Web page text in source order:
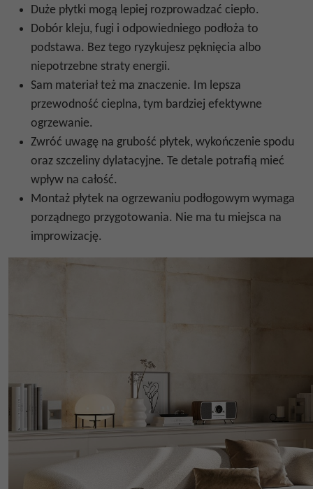
Duże płytki mogą lepiej rozprowadzać ciepło.
Dobór kleju, fugi i odpowiedniego podłoża to
podstawa. Bez tego ryzykujesz pęknięcia albo
niepotrzebne straty energii.
Sam materiał też ma znaczenie. Im lepsza
przewodność cieplna, tym bardziej efektywne
ogrzewanie.
Zwróć uwagę na grubość płytek, wykończenie spodu
oraz szczeliny dylatacyjne. Te detale potrafią mieć
wpływ na całość.
Montaż płytek na ogrzewaniu podłogowym wymaga
porządnego przygotowania. Nie ma tu miejsca na
improwizację.